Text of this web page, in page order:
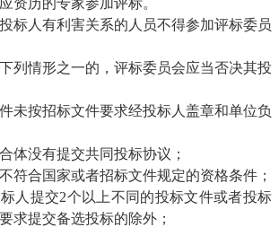
资历的专家参加评标。
标人有利害关系的人员不得参加评标委员
列情形之一的，评标委员会应当否决其投
件未按招标文件要求经投标人盖章和单位负
体没有提交共同投标协议；
符合国家或者招标文件规定的资格条件；
标人提交2个以上不同的投标文件或者投标
求提交备选投标的除外；